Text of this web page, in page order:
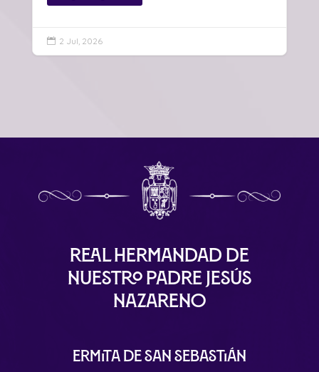
 2 Jul, 2026
Real Hermandad de
Nuestro Padre Jesús
Nazareno
Ermita de San Sebastián